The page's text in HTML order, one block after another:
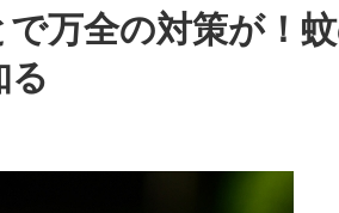
万全の対策が！
る